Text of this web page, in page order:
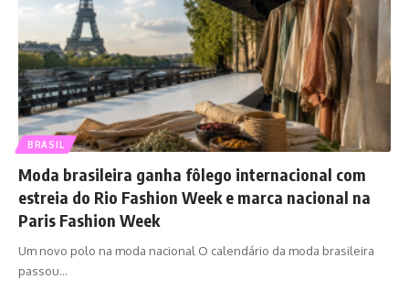
BRASIL
Moda brasileira ganha fôlego internacional com
estreia do Rio Fashion Week e marca nacional na
Paris Fashion Week
Um novo polo na moda nacional O calendário da moda brasileira
passou…